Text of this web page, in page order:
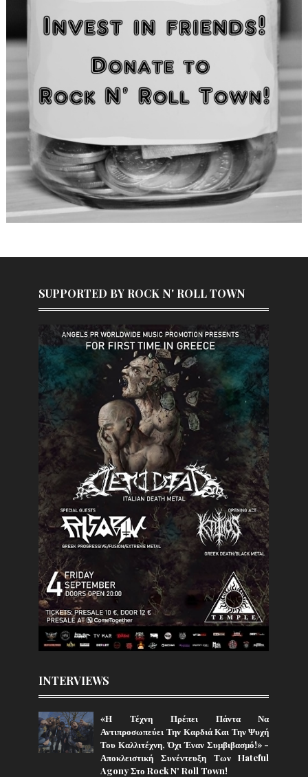
SUPPORTED BY ROCK N' ROLL TOWN
INTERVIEWS
«Η Τέχνη Πρέπει Πάντα Να
Αντιπροσωπεύει Την Καρδιά Και Την Ψυχή
Του Καλλιτέχνη, Όχι Έναν Συμβιβασμό!» -
Αποκλειστική Συνέντευξη Των Hateful
Agony Στο Rock N' Roll Town!